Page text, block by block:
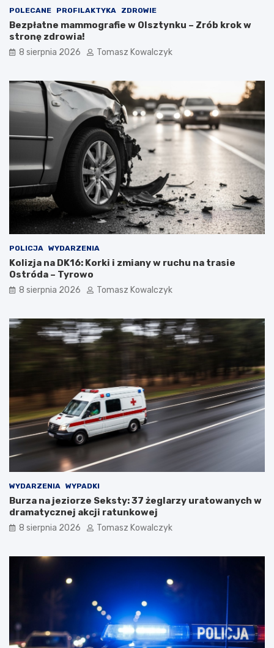
POLECANE PROFILAKTYKA ZDROWIE
Bezpłatne mammografie w Olsztynku – Zrób krok w
stronę zdrowia!
8 sierpnia 2026 Tomasz Kowalczyk
POLICJA WYDARZENIA
Kolizja na DK16: Korki i zmiany w ruchu na trasie
Ostróda – Tyrowo
8 sierpnia 2026 Tomasz Kowalczyk
WYDARZENIA WYPADKI
Burza na jeziorze Seksty: 37 żeglarzy uratowanych w
dramatycznej akcji ratunkowej
8 sierpnia 2026 Tomasz Kowalczyk